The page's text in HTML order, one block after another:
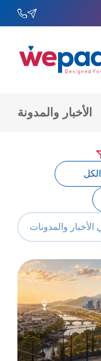
الأخبار والمدونة
الكل